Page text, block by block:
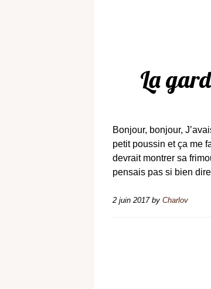
La
Bonjour, bonjour,
petit poussin et ça me
devrait montrer sa
pensais pas si bien
2 juin 2017by Charlov